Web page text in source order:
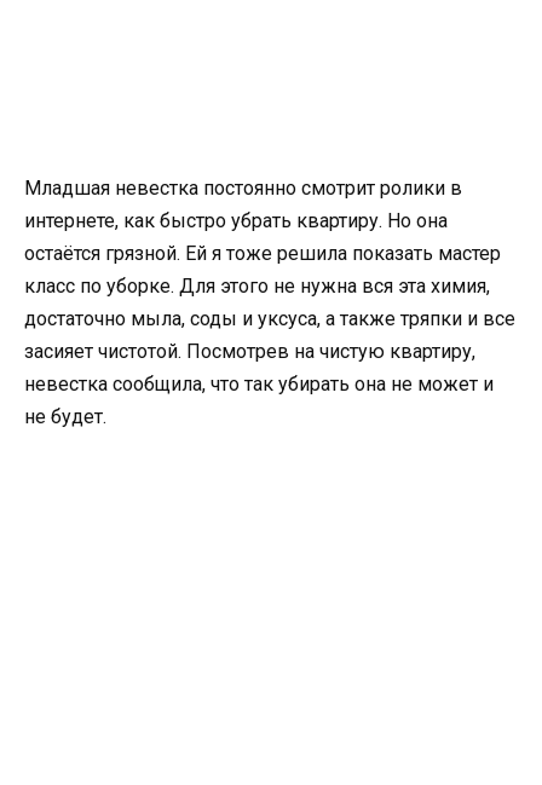
Младшая невестка постоянно смотрит ролики в
интернете, как быстро убрать квартиру. Но она
остаётся грязной. Ей я тоже решила показать мастер
класс по уборке. Для этого не нужна вся эта химия,
достаточно мыла, соды и уксуса, а также тряпки и все
засияет чистотой. Посмотрев на чистую квартиру,
невестка сообщила, что так убирать она не может и
не будет.